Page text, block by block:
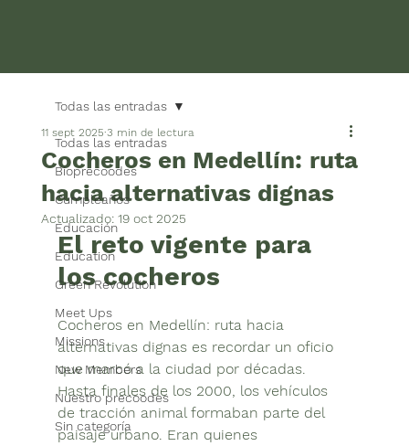
Todas las entradas
Bioprecoodes
Cumpleaños
Educación
Education
Green Revolution
Meet Ups
Missions
New Members
Nuestro precoodes
Sin categoría
Todas las entradas
Cocheros en Medellín: ruta
hacia alternativas dignas
11 sept 2025 3 min de lectura
Actualizado: 19 oct 2025
El reto vigente para
los cocheros
Cocheros en Medellín: ruta hacia
alternativas dignas es recordar un oficio
que marcó a la ciudad por décadas.
Hasta finales de los 2000, los vehículos
de tracción animal formaban parte del
paisaje urbano. Eran quienes